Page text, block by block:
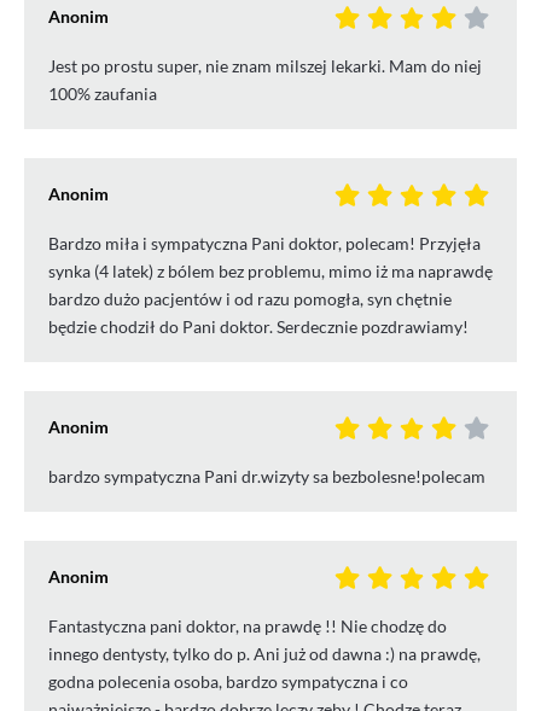
Anonim
Jest po prostu super, nie znam milszej lekarki. Mam do niej
100% zaufania
Anonim
Bardzo miła i sympatyczna Pani doktor, polecam! Przyjęła
synka (4 latek) z bólem bez problemu, mimo iż ma naprawdę
bardzo dużo pacjentów i od razu pomogła, syn chętnie
będzie chodził do Pani doktor. Serdecznie pozdrawiamy!
Anonim
bardzo sympatyczna Pani dr.wizyty sa bezbolesne!polecam
Anonim
Fantastyczna pani doktor, na prawdę !! Nie chodzę do
innego dentysty, tylko do p. Ani już od dawna :) na prawdę,
godna polecenia osoba, bardzo sympatyczna i co